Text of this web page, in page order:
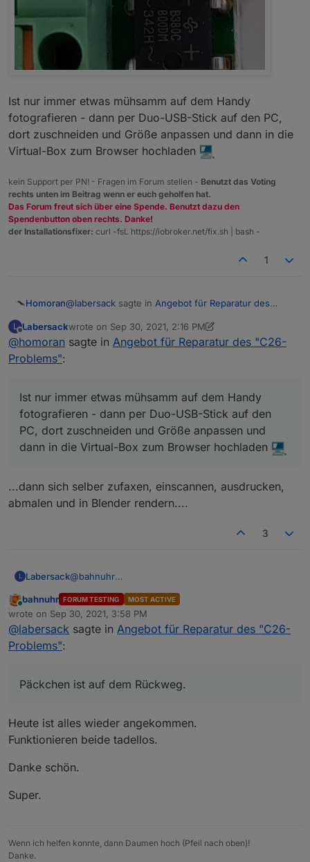
Ist nur immer etwas mühsamm auf dem Handy
fotografieren - dann per Duo-USB-Stick auf den PC,
dort zuschneiden und Größe anpassen und dann in die
Virtual-Box zum Browser hochladen
kein Support per PN! - Fragen im Forum stellen - Benutzt das Voting
rechts unten im Beitrag wenn er euch geholfen hat.
Das Forum freut sich über eine Spende. Benutzt dazu den
Spendenbutton oben rechts. Danke!
der Installationsfixer: curl -fsL https://iobroker.net/fix.sh | bash -
1
Homoran@labersack sagte in Angebot für Reparatur des
Nur, falls du gerne Fotos machst.
Ist nur immer etwas mühsamm auf dem Handy
fotografieren - dann per Duo-USB-Stick auf den PC,
dort zuschneiden und Größe anpassen und dann in
die Virtual-Box zum Browser hochladen
L
Offline
Labersackwrote on Sep 30, 2021, 2:16 PM
last edited by LabersackSep 30, 2021, 4:16 PM
@homoran sagte in Angebot für Reparatur des "C26-
Problems":
Ist nur immer etwas mühsamm auf dem Handy
fotografieren - dann per Duo-USB-Stick auf den
PC, dort zuschneiden und Größe anpassen und
dann in die Virtual-Box zum Browser hochladen
...dann sich selber zufaxen, einscannen, ausdrucken,
abmalen und in Blender rendern....
3
L Labersack@bahnuhr
Online
bahnuhr FORUM TESTING MOST ACTIVE
wrote on Sep 30, 2021, 3:58 PM
last edited by
@labersack sagte in Angebot für Reparatur des "C26-
Problems":
Päckchen ist auf dem Rückweg.
Heute ist alles wieder angekommen.
Funktionieren beide tadellos.
Danke schön.
Super.
Wenn ich helfen konnte, dann Daumen hoch (Pfeil nach oben)!
Danke.